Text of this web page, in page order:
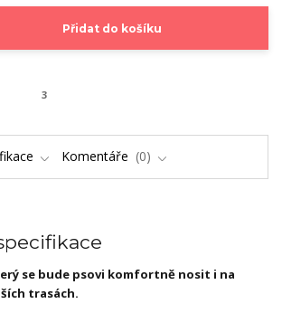
Přidat do košíku
3
Komentáře 0
se bude psovi komfortně nosit i na
trasách.